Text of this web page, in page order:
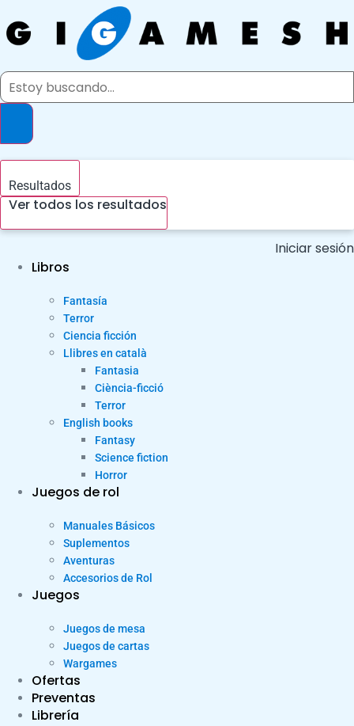
al
contenido
Search
Resultados
Ver todos los resultados
Iniciar sesión
Libros
Fantasía
Terror
Ciencia ficción
Llibres en català
Fantasia
Ciència-ficció
Terror
English books
Fantasy
Science fiction
Horror
Juegos de rol
Manuales Básicos
Suplementos
Aventuras
Accesorios de Rol
Juegos
Juegos de mesa
Juegos de cartas
Wargames
Ofertas
Preventas
Librería